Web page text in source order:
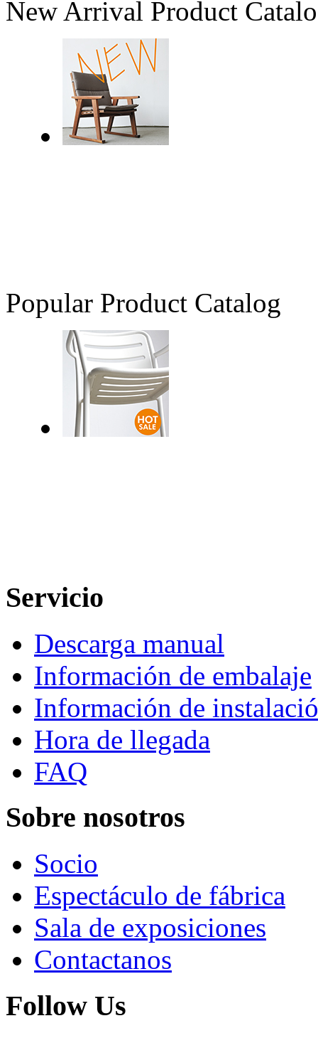
New Arrival Product
Popular Product Catalog
Servicio
Descarga manual
Información de embalaje
Información de
Hora de llegada
FAQ
Sobre nosotros
Socio
Espectáculo de fábrica
Sala de exposiciones
Contactanos
Follow Us